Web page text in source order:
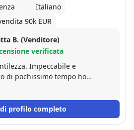
Italiano
90k EUR
B. (Venditore)
verificata
Impeccabile e
di pochissimo tempo ho
mille sig. Francesco. Consiglio
profilo completo